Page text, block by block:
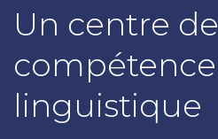
Un centre de
compétence
linguistique